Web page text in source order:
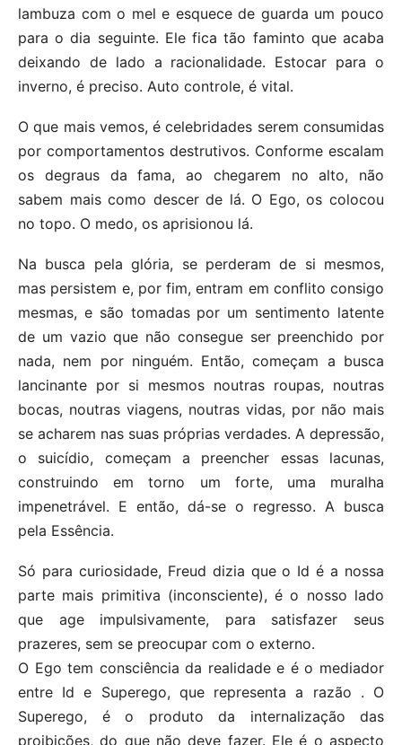
lambuza com o mel e esquece de guarda um pouco
para o dia seguinte. Ele fica tão faminto que acaba
deixando de lado a racionalidade. Estocar para o
inverno, é preciso. Auto controle, é vital.
O que mais vemos, é celebridades serem consumidas
por comportamentos destrutivos. Conforme escalam
os degraus da fama, ao chegarem no alto, não
sabem mais como descer de lá. O Ego, os colocou
no topo. O medo, os aprisionou lá.
Na busca pela glória, se perderam de si mesmos,
mas persistem e, por fim, entram em conflito consigo
mesmas, e são tomadas por um sentimento latente
de um vazio que não consegue ser preenchido por
nada, nem por ninguém. Então, começam a busca
lancinante por si mesmos noutras roupas, noutras
bocas, noutras viagens, noutras vidas, por não mais
se acharem nas suas próprias verdades. A depressão,
o suicídio, começam a preencher essas lacunas,
construindo em torno um forte, uma muralha
impenetrável. E então, dá-se o regresso. A busca
pela Essência.
Só para curiosidade, Freud dizia que o Id é a nossa
parte mais primitiva (inconsciente), é o nosso lado
que age impulsivamente, para satisfazer seus
prazeres, sem se preocupar com o externo.
O Ego tem consciência da realidade e é o mediador
entre Id e Superego, que representa a razão . O
Superego, é o produto da internalização das
proibições, do que não deve fazer. Ele é o aspecto